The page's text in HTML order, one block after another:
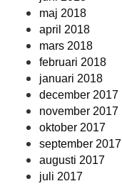
maj 2018
april 2018
mars 2018
februari 2018
januari 2018
december 2017
november 2017
oktober 2017
september 2017
augusti 2017
juli 2017